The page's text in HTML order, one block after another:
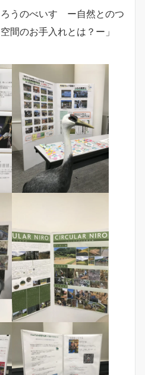
す ー自然とのつ
間のお手入れとは？ー」